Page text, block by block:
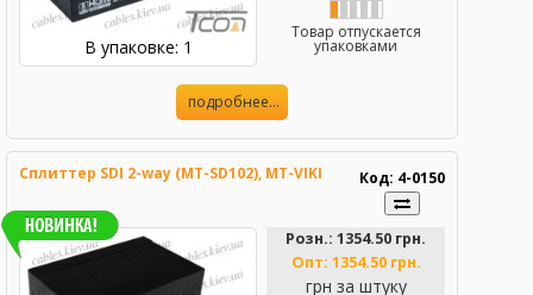
В упаковке: 1
Товар отпускается
упаковками
подробнее...
Сплиттер SDI 2-way (MT-SD102), MT-VIKI Код: 4-0150
Розн.: 1354.50 грн.
Опт: 1354.50 грн.
грн за штуку